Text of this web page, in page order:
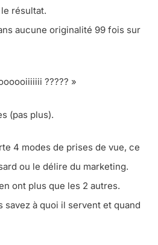
résultat.
aucune originalité 99 fois sur
????? »
(pas plus).
4 modes de prises de vue, ce
ou le délire du marketing.
ont plus que les 2 autres.
savez à quoi il servent et quand